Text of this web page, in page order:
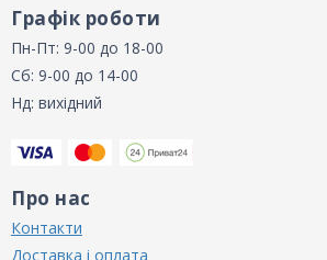
Графік роботи
Пн-Пт: 9-00 до 18-00
Сб: 9-00 до 14-00
Нд: вихідний
Про нас
Контакти
Доставка і оплата